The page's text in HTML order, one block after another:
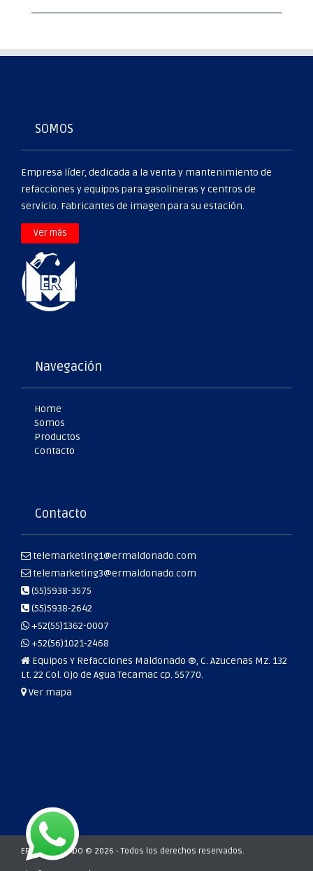
SOMOS
Empresa líder, dedicada a la venta y mantenimiento de
refacciones y equipos para gasolineras y centros de
servicio. Fabricantes de imagen para su estación.
Ver más
Navegación
Home
Somos
Productos
Contacto
Contacto
telemarketing1@ermaldonado.com
telemarketing3@ermaldonado.com
(55)5938-3575
(55)5938-2642
+52(55)1362-0007
+52(56)1021-2468
Equipos Y Refacciones Maldonado ®, C. Azucenas Mz. 132
Lt. 22 Col. Ojo de Agua Tecamac cp. 55770.
Ver mapa
ERM MALDONADO © 2026 - Todos los derechos reservados.